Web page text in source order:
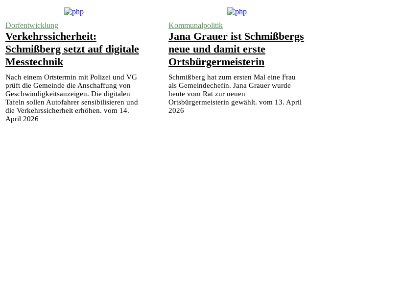
Dorfentwicklung
Verkehrssicherheit:
Schmißberg setzt auf digitale
Messtechnik
Nach einem Ortstermin mit Polizei und VG
prüft die Gemeinde die Anschaffung von
Geschwindigkeitsanzeigen. Die digitalen
Tafeln sollen Autofahrer sensibilisieren und
die Verkehrssicherheit erhöhen. vom 14.
April 2026
Kommunalpolitik
Jana Grauer ist Schmißbergs
neue und damit erste
Ortsbürgermeisterin
Schmißberg hat zum ersten Mal eine Frau
als Gemeindechefin. Jana Grauer wurde
heute vom Rat zur neuen
Ortsbürgermeisterin gewählt. vom 13. April
2026